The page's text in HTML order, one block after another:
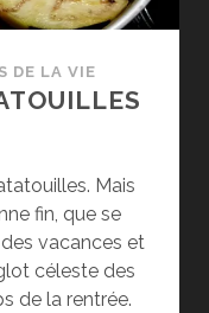
DE LA VIE
Mais
fin, que se
vacances et
céleste des
de la rentrée.